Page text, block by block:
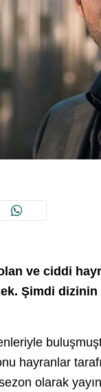
ve ciddi
Şimdi
hayranlar
olarak